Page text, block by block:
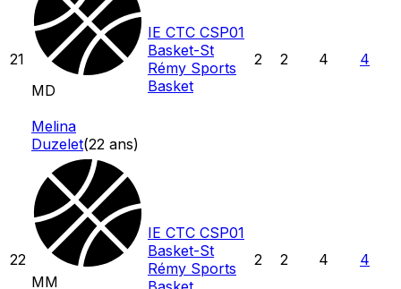
21
MD
Melina
Duzelet(22 ans)
IE CTC CSP01
Basket-St
Rémy Sports
Basket
2 2 4 4
22
MM
IE CTC CSP01
Basket-St
Rémy Sports
2 2 4 4